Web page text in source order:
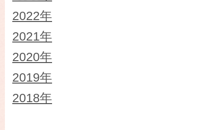
2022年
2021年
2020年
2019年
2018年